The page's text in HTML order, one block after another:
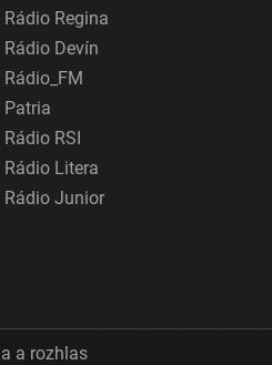
Rádio Regina
Rádio Devín
Rádio_FM
Patria
Rádio RSI
Rádio Litera
Rádio Junior
a rozhlas